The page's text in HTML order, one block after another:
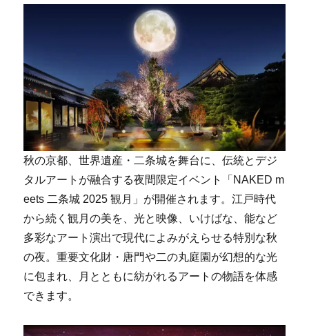
秋の京都、世界遺産・二条城を舞台に、伝統とデジ
タルアートが融合する夜間限定イベント「NAKED m
eets 二条城 2025 観月」が開催されます。江戸時代
から続く観月の美を、光と映像、いけばな、能など
多彩なアート演出で現代によみがえらせる特別な秋
の夜。重要文化財・唐門や二の丸庭園が幻想的な光
に包まれ、月とともに紡がれるアートの物語を体感
できます。